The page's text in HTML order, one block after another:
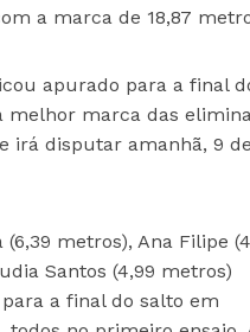
a marca de 18,87
apurado para a final
melhor marca das
irá disputar amanhã, 9
(6,39 metros), Ana Filipe
Santos (4,99 metros)
a final do salto em